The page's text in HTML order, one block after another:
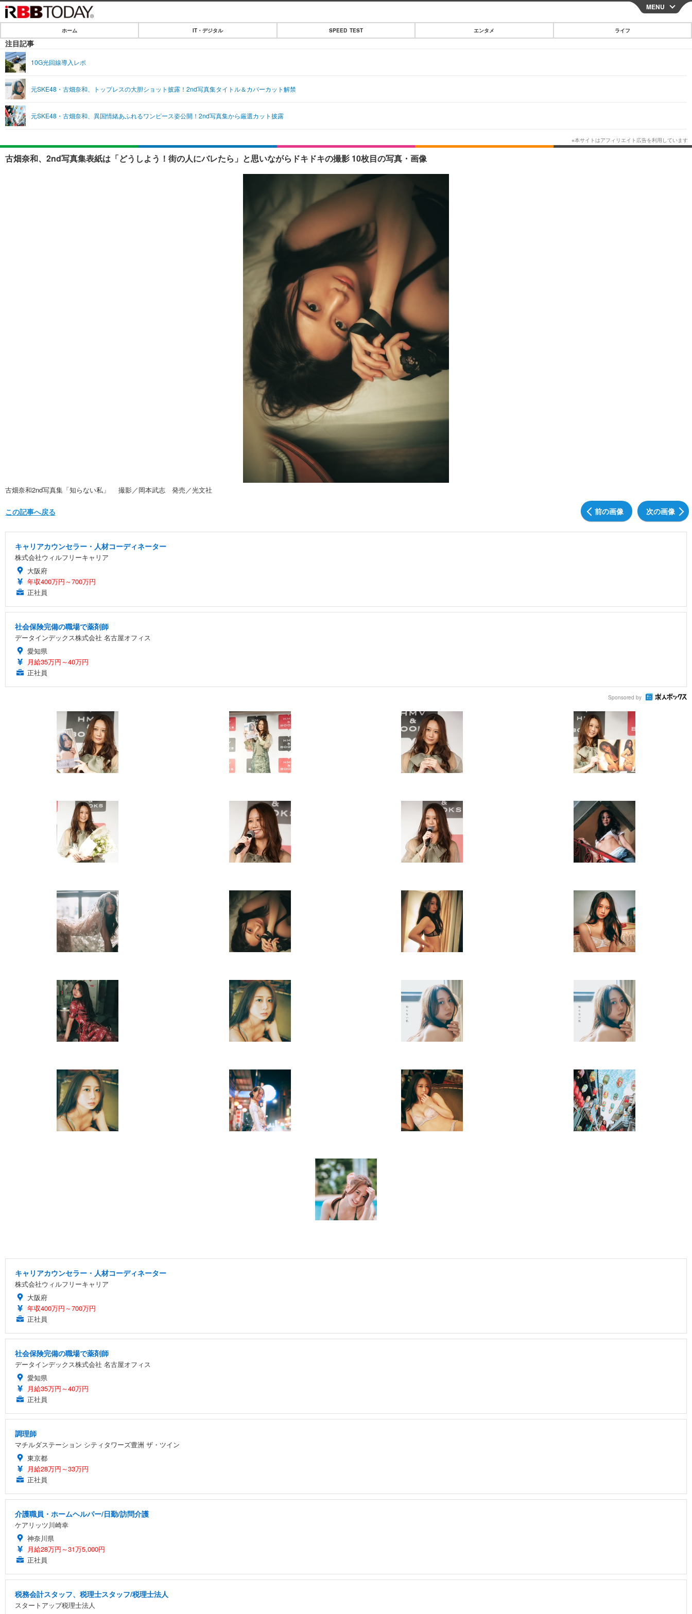
CLOSE
IT・デジタル
ショッピング
SPEED TEST
エンタメ
エンタメTOP
音楽
ライフ
ライフTOP グルメ
ペット
リリース一覧
MENU
ホーム IT・デジタル SPEED TEST エンタメ ライフ
注目記事
10G光回線導入レポ
元SKE48・古畑奈和、トップレスの大胆ショット披露！2nd写真集タイトル＆カバーカット解禁
元SKE48・古畑奈和、異国情緒あふれるワンピース姿公開！2nd写真集から厳選カット披露
古畑奈和、2nd写真集表紙は「どうしよう！街の人にバレたら」と思いながらドキドキの撮影 10枚目の写真・画像
古畑奈和2nd写真集「知らない私」 撮影／岡本武志 発売／光文社
前の画像 次の画像
この記事へ戻る
キャリアカウンセラー・人材コーディネーター
株式会社ウィルフリーキャリア
大阪府
年収400万円～700万円
正社員
社会保険完備の職場で薬剤師
データインデックス株式会社 名古屋オフィス
愛知県
月給35万円～40万円
正社員
Sponsored by
キャリアカウンセラー・人材コーディネーター
株式会社ウィルフリーキャリア
大阪府
年収400万円～700万円
正社員
社会保険完備の職場で薬剤師
データインデックス株式会社 名古屋オフィス
愛知県
月給35万円～40万円
正社員
調理師
マチルダステーション シティタワーズ豊洲 ザ・ツイン
東京都
月給28万円～33万円
正社員
介護職員・ホームヘルパー/日勤/訪問介護
ケアリッツ川崎幸
神奈川県
月給28万円～31万5,000円
正社員
税務会計スタッフ、税理士スタッフ/税理士法人
スタートアップ税理士法人